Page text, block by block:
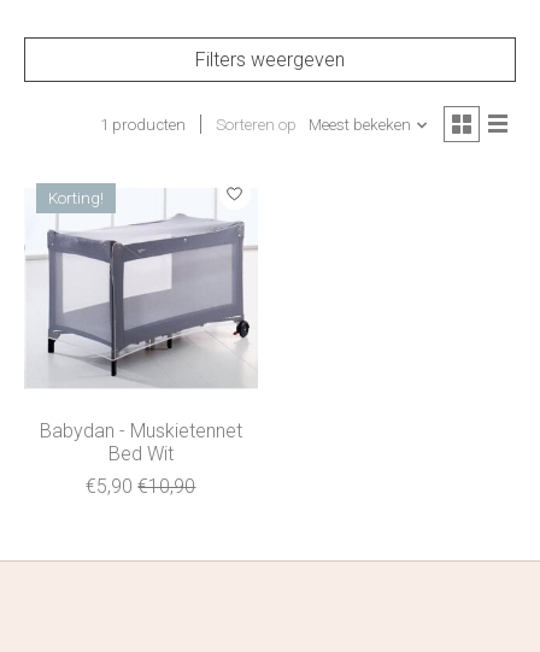
Filters weergeven
1 producten Sorteren op Meest bekeken
Korting!
Babydan - Muskietennet
Bed Wit
€5,90 €10,90